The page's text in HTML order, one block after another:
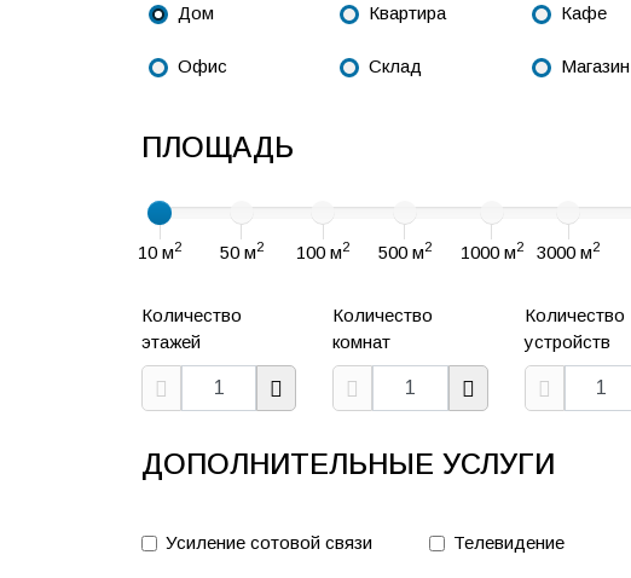
Дом Квартира Кафе
Офис Склад Магазин
ПЛОЩАДЬ
10 м2 50 м2 100 м2 500 м2 1000 м2 3000 м2
Количество
этажей
Количество
комнат
Количество
устройств
ДОПОЛНИТЕЛЬНЫЕ УСЛУГИ
Усиление сотовой связи Телевидение